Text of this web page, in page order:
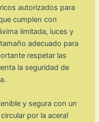
autorizados para
cumplen con
limitada, luces y
adecuado para
respetar las
la seguridad de
y segura con un
por la acera!